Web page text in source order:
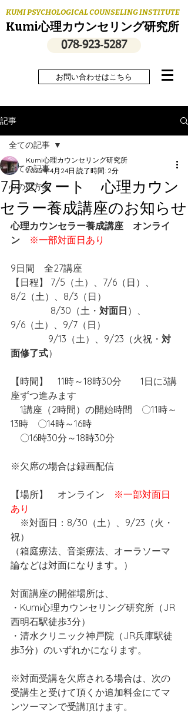
KUMI PSYCHOLOGICAL COUNSELING INSTITUTE
Kumi心理カウンセリング研究所
078‐923‐5287
お問い合わせはこちら
記事
全ての記事
心の処方箋
全ての記事
7月スタート 心理カウン
セラー養成講座のお知らせ
Kumi心理カウンセリング研究所
2025年4月24日 読了時間: 2分
心理カウンセラー養成講座　オンライ
ン
※一部対面日あり
9日間　全27講座
【日程】 7/5（土）、7/6（日）、
8/2（土）、8/3（日）
8/30（土・ 対面日 ）、
9/6（土）、9/7（日）
9/13（土）、9/23（火祝・ 対
面修了式）
【時間】　11時～18時30分　　1日に3講
座ずつ進みます
1講座（2時間）の開始時間　〇11時～
13時　〇14時～16時
〇16時30分～18時30分
※欠席の場合は録画配信
【場所】　オンライン ※一部対面日
あり
※対面日：8/30（土）、9/23（火・
祝）
（箱庭療法、音楽療法、オーラソーマ
論などは対面になります。）
対面講座の開催場所は、
・Kumi心理カウンセリング研究所（JR
西明石駅徒歩3分）
・清水クリニック神戸院（JR兵庫駅徒
歩3分）のいずれかになります。
※対面受講を欠席される場合は、次の
受講生と受けて頂くか追加料金にてマ
ンツーマンで受講頂けます。